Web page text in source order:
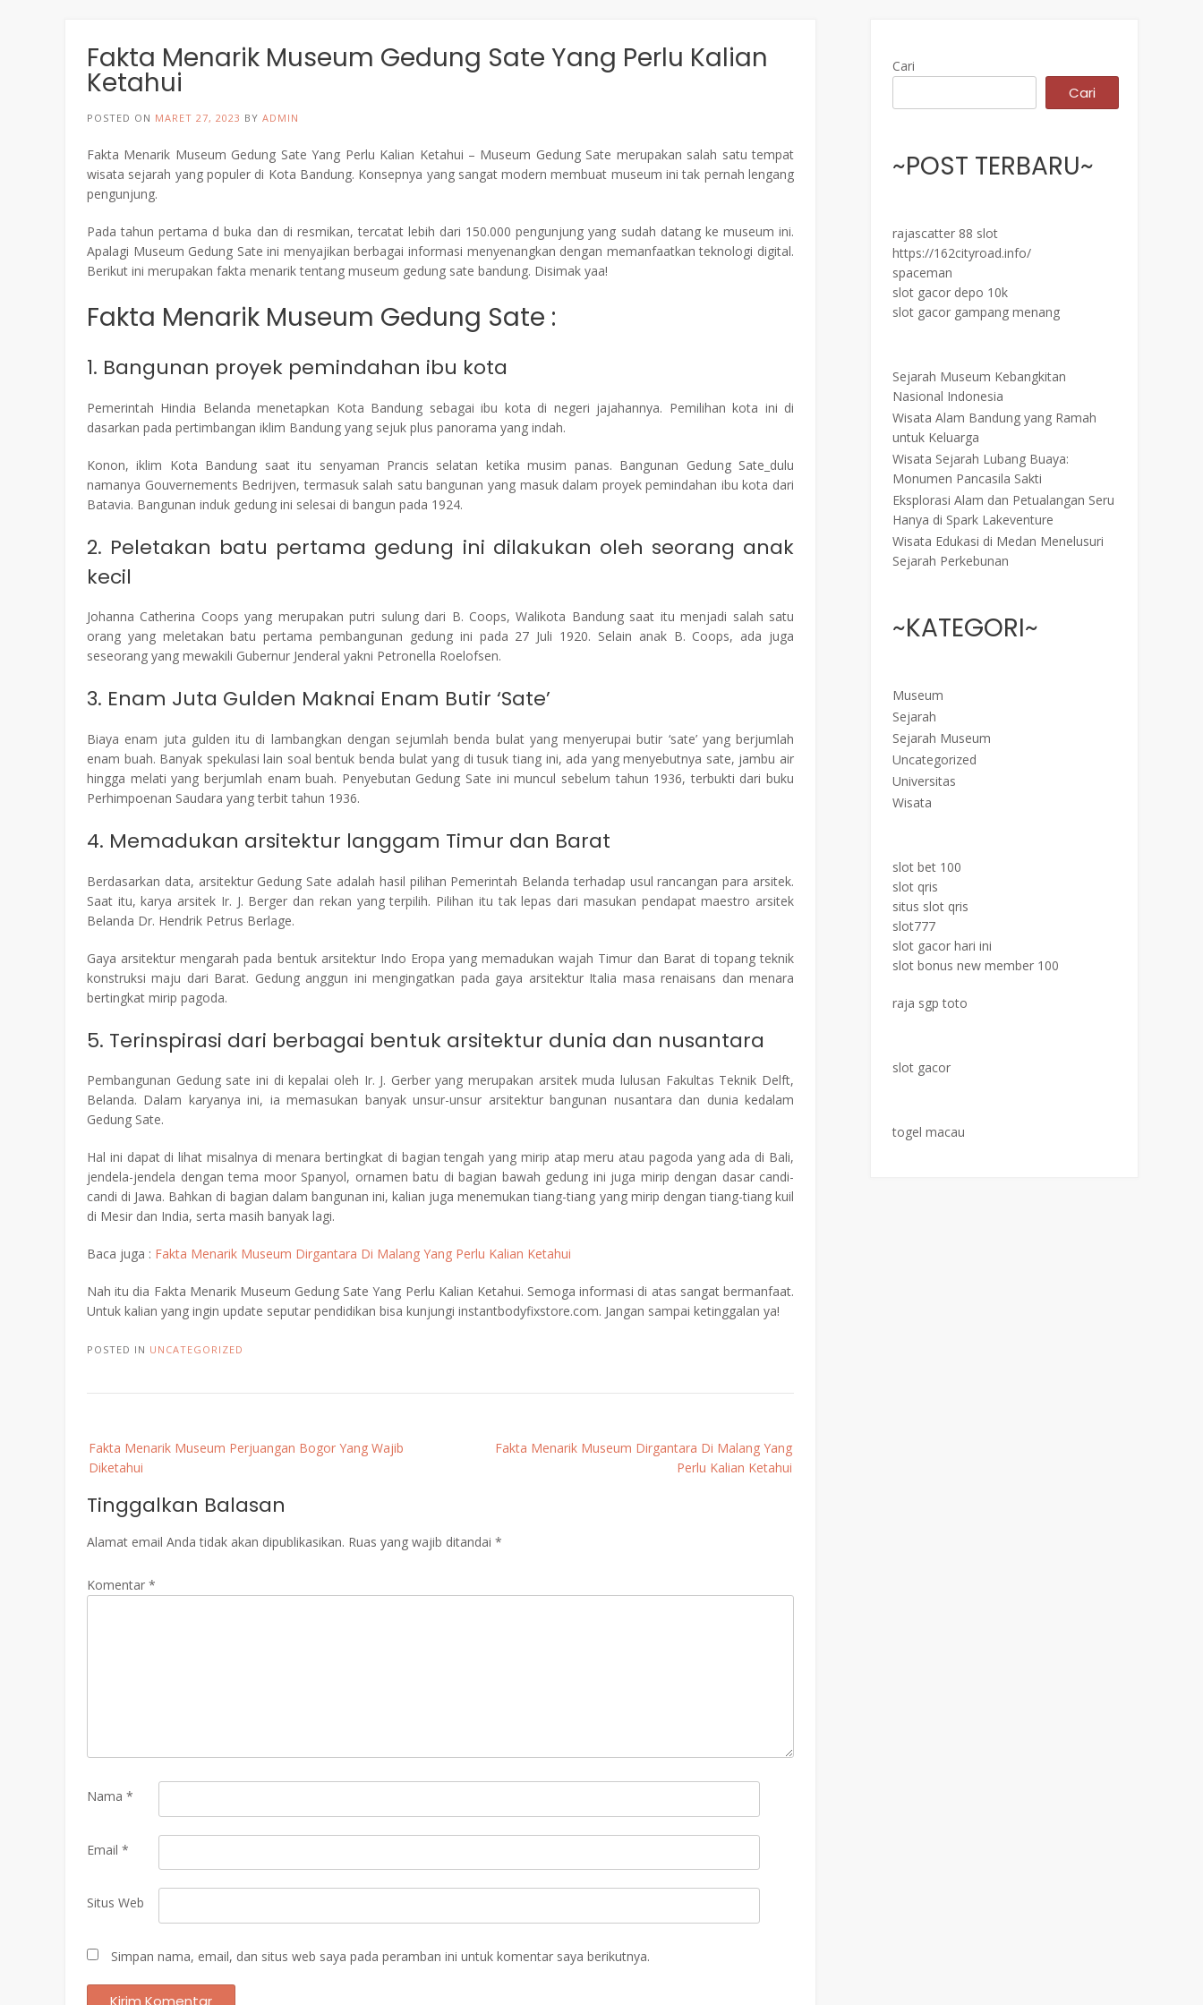
Fakta Menarik Museum Gedung Sate Yang Perlu Kalian
Ketahui
POSTED ON MARET 27, 2023 BY ADMIN
Fakta Menarik Museum Gedung Sate Yang Perlu Kalian Ketahui – Museum Gedung Sate merupakan salah satu tempat
wisata sejarah yang populer di Kota Bandung. Konsepnya yang sangat modern membuat museum ini tak pernah lengang
pengunjung.
Pada tahun pertama d buka dan di resmikan, tercatat lebih dari 150.000 pengunjung yang sudah datang ke museum ini.
Apalagi Museum Gedung Sate ini menyajikan berbagai informasi menyenangkan dengan memanfaatkan teknologi digital.
Berikut ini merupakan fakta menarik tentang museum gedung sate bandung. Disimak yaa!
Fakta Menarik Museum Gedung Sate :
1. Bangunan proyek pemindahan ibu kota
Pemerintah Hindia Belanda menetapkan Kota Bandung sebagai ibu kota di negeri jajahannya. Pemilihan kota ini di
dasarkan pada pertimbangan iklim Bandung yang sejuk plus panorama yang indah.
Konon, iklim Kota Bandung saat itu senyaman Prancis selatan ketika musim panas. Bangunan Gedung Sate_dulu
namanya Gouvernements Bedrijven, termasuk salah satu bangunan yang masuk dalam proyek pemindahan ibu kota dari
Batavia. Bangunan induk gedung ini selesai di bangun pada 1924.
2. Peletakan batu pertama gedung ini dilakukan oleh seorang anak
kecil
Johanna Catherina Coops yang merupakan putri sulung dari B. Coops, Walikota Bandung saat itu menjadi salah satu
orang yang meletakan batu pertama pembangunan gedung ini pada 27 Juli 1920. Selain anak B. Coops, ada juga
seseorang yang mewakili Gubernur Jenderal yakni Petronella Roelofsen.
3. Enam Juta Gulden Maknai Enam Butir ‘Sate’
Biaya enam juta gulden itu di lambangkan dengan sejumlah benda bulat yang menyerupai butir ‘sate’ yang berjumlah
enam buah. Banyak spekulasi lain soal bentuk benda bulat yang di tusuk tiang ini, ada yang menyebutnya sate, jambu air
hingga melati yang berjumlah enam buah. Penyebutan Gedung Sate ini muncul sebelum tahun 1936, terbukti dari buku
Perhimpoenan Saudara yang terbit tahun 1936.
4. Memadukan arsitektur langgam Timur dan Barat
Berdasarkan data, arsitektur Gedung Sate adalah hasil pilihan Pemerintah Belanda terhadap usul rancangan para arsitek.
Saat itu, karya arsitek Ir. J. Berger dan rekan yang terpilih. Pilihan itu tak lepas dari masukan pendapat maestro arsitek
Belanda Dr. Hendrik Petrus Berlage.
Gaya arsitektur mengarah pada bentuk arsitektur Indo Eropa yang memadukan wajah Timur dan Barat di topang teknik
konstruksi maju dari Barat. Gedung anggun ini mengingatkan pada gaya arsitektur Italia masa renaisans dan menara
bertingkat mirip pagoda.
5. Terinspirasi dari berbagai bentuk arsitektur dunia dan nusantara
Pembangunan Gedung sate ini di kepalai oleh Ir. J. Gerber yang merupakan arsitek muda lulusan Fakultas Teknik Delft,
Belanda. Dalam karyanya ini, ia memasukan banyak unsur-unsur arsitektur bangunan nusantara dan dunia kedalam
Gedung Sate.
Hal ini dapat di lihat misalnya di menara bertingkat di bagian tengah yang mirip atap meru atau pagoda yang ada di Bali,
jendela-jendela dengan tema moor Spanyol, ornamen batu di bagian bawah gedung ini juga mirip dengan dasar candi-
candi di Jawa. Bahkan di bagian dalam bangunan ini, kalian juga menemukan tiang-tiang yang mirip dengan tiang-tiang kuil
di Mesir dan India, serta masih banyak lagi.
Baca juga : Fakta Menarik Museum Dirgantara Di Malang Yang Perlu Kalian Ketahui
Nah itu dia Fakta Menarik Museum Gedung Sate Yang Perlu Kalian Ketahui. Semoga informasi di atas sangat bermanfaat.
Untuk kalian yang ingin update seputar pendidikan bisa kunjungi instantbodyfixstore.com. Jangan sampai ketinggalan ya!
POSTED IN UNCATEGORIZED
navigation
Fakta Menarik Museum Perjuangan Bogor Yang Wajib
Diketahui
Fakta Menarik Museum Dirgantara Di Malang Yang
Perlu Kalian Ketahui
Tinggalkan Balasan
Alamat email Anda tidak akan dipublikasikan. Ruas yang wajib ditandai *
Komentar *
Nama *
Email *
Situs Web
Simpan nama, email, dan situs web saya pada peramban ini untuk komentar saya berikutnya.
Cari
Cari
~POST TERBARU~
rajascatter 88 slot
https://162cityroad.info/
spaceman
slot gacor depo 10k
slot gacor gampang menang
Sejarah Museum Kebangkitan
Nasional Indonesia
Wisata Alam Bandung yang Ramah
untuk Keluarga
Wisata Sejarah Lubang Buaya:
Monumen Pancasila Sakti
Eksplorasi Alam dan Petualangan Seru
Hanya di Spark Lakeventure
Wisata Edukasi di Medan Menelusuri
Sejarah Perkebunan
~KATEGORI~
Museum
Sejarah
Sejarah Museum
Uncategorized
Universitas
Wisata
slot bet 100
slot qris
situs slot qris
slot777
slot gacor hari ini
slot bonus new member 100
raja sgp toto
slot gacor
togel macau